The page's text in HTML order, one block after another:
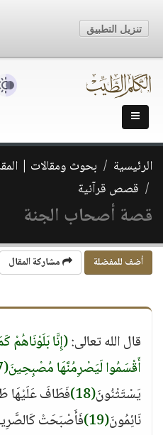
الرئيسية بحوث ومقالات |
قصص قرآنية
قصة أصحاب الجنة
أضف للمفضلة مشاركة المقال
قال الله تعالى:(إِنَّا بَلَوْنَاهُمْ
أَقْسَمُوا لَيَصْرِمُنَّهَا مُصْبِحِينَ(17)
يَسْتَثْنُونَ(18)
فَطَافَ عَلَيْهَا
نَائِمُونَ(19) فَأَصْبَحَتْ
تنزيل التطبيق